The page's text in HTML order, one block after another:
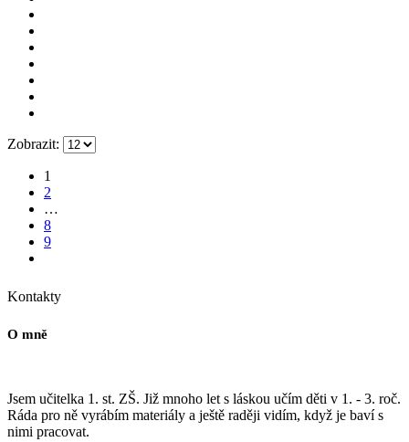
Zobrazit:
1
2
…
8
9
Kontakty
O mně
Jsem učitelka 1. st. ZŠ. Již mnoho let s láskou učím děti v 1. - 3. roč.
Ráda pro ně vyrábím materiály a ještě raději vidím, když je baví s
nimi pracovat.